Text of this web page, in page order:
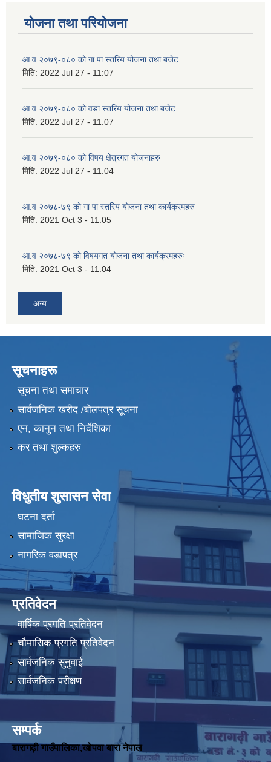
योजना तथा परियोजना
आ.व २०७९-०८० को गा.पा स्तरिय योजना तथा बजेट
मिति: 2022 Jul 27 - 11:07
आ.व २०७९-०८० को वडा स्तरिय योजना तथा बजेट
मिति: 2022 Jul 27 - 11:07
आ.व २०७९-०८० को विषय क्षेत्रगत योजनाहरु
मिति: 2022 Jul 27 - 11:04
आ.व २०७८-७९ को गा पा स्तरिय योजना तथा कार्यक्रमहरु
मिति: 2021 Oct 3 - 11:05
आ.व २०७८-७९ को विषयगत योजना तथा कार्यक्रमहरुः
मिति: 2021 Oct 3 - 11:04
अन्य
सूचनाहरू
सूचना तथा समाचार
सार्वजनिक खरीद /बोलपत्र सूचना
एन, कानुन तथा निर्देशिका
कर तथा शुल्कहरु
विधुतीय शुसासन सेवा
घटना दर्ता
सामाजिक सुरक्षा
नागरिक वडापत्र
प्रतिवेदन
वार्षिक प्रगति प्रतिवेदन
चौमासिक प्रगति प्रतिवेदन
सार्वजनिक सुनुवाई
सार्वजनिक परीक्षण
सम्पर्क
बारागढ़ी गाउँपालिका,खोपवा बारा नेपाल